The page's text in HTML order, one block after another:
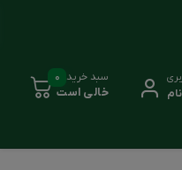
سبد خرید
خالی است
0